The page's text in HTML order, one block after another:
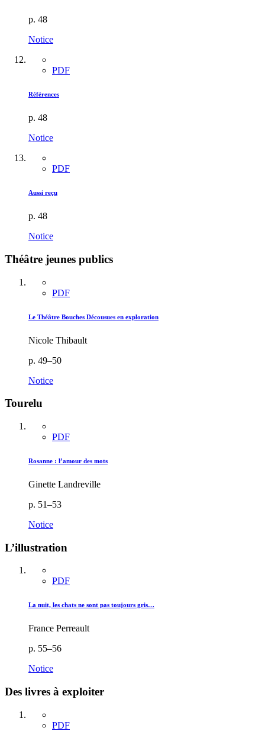
p. 48
Notice
PDF
Références
p. 48
Notice
PDF
Aussi reçu
p. 48
Notice
Théâtre jeunes publics
PDF
Le Théâtre Bouches Décousues en exploration
Nicole Thibault
p. 49–50
Notice
Tourelu
PDF
Rosanne : l’amour des mots
Ginette Landreville
p. 51–53
Notice
L’illustration
PDF
La nuit, les chats ne sont pas toujours gris…
France Perreault
p. 55–56
Notice
Des livres à exploiter
PDF